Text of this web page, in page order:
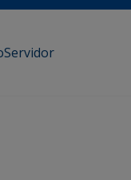
Servidor